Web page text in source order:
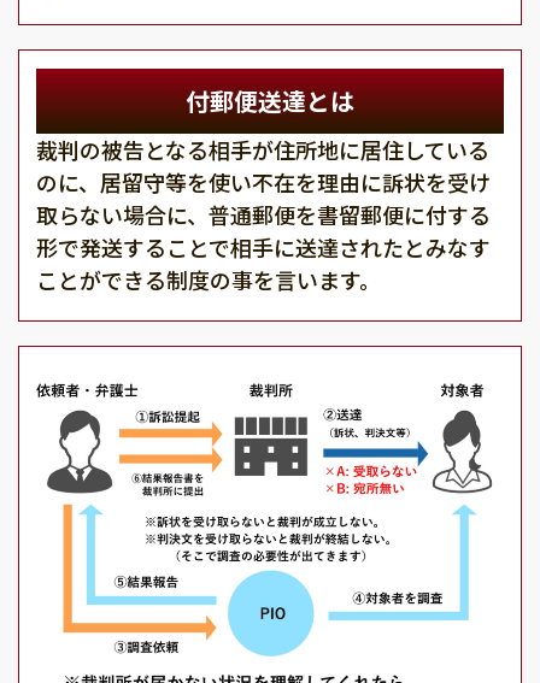
付郵便送達とは
裁判の被告となる相手が住所地に居住している
のに、居留守等を使い不在を理由に訴状を受け
取らない場合に、普通郵便を書留郵便に付する
形で発送することで相手に送達されたとみなす
ことができる制度の事を言います。